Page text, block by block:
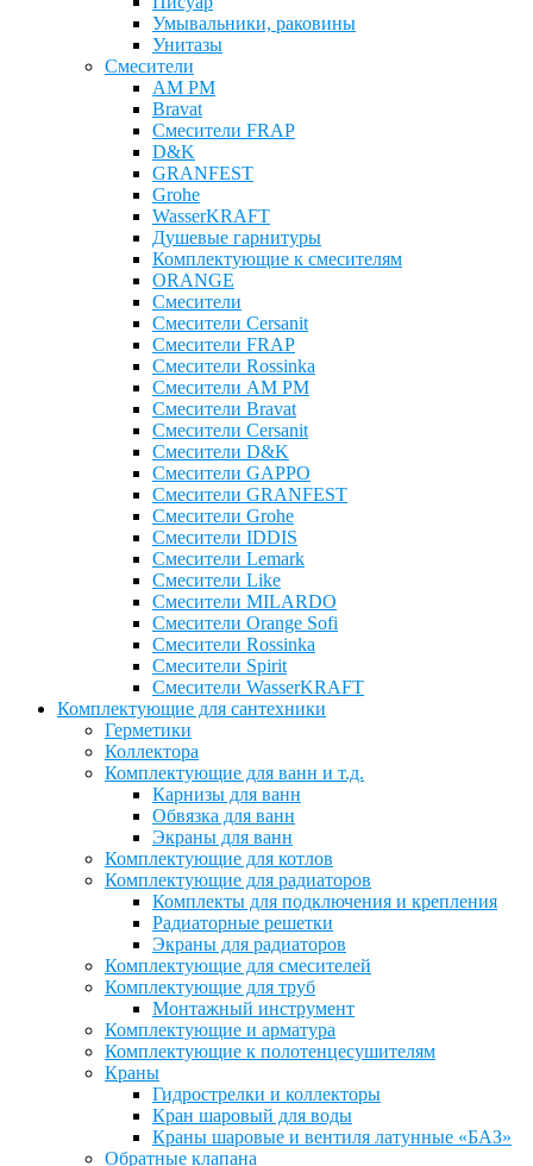
Умывальники, раковины
Унитазы
Смесители
AM PM
Bravat
Cмесители FRAP
D&K
GRANFEST
Grohe
WasserKRAFT
Душевые гарнитуры
Комплектующие к смесителям
ОRANGE
Смесители
Смесители Cersanit
Смесители FRAP
Смесители Rossinka
Смесители AM PM
Смесители Bravat
Смесители Cersanit
Смесители D&K
Смесители GAPPO
Смесители GRANFEST
Смесители Grohe
Смесители IDDIS
Смесители Lemark
Смесители Like
Смесители MILARDO
Смесители Orange Sofi
Смесители Rossinka
Смесители Spirit
Смесители WasserKRAFT
Комплектующие для сантехники
Герметики
Коллектора
Комплектующие для ванн и т.д.
Карнизы для ванн
Обвязка для ванн
Экраны для ванн
Комплектующие для котлов
Комплектующие для радиаторов
Комплекты для подключения и крепления
Радиаторные решетки
Экраны для радиаторов
Комплектующие для смесителей
Комплектующие для труб
Монтажный инструмент
Комплектующие и арматура
Комплектующие к полотенцесушителям
Краны
Гидрострелки и коллекторы
Кран шаровый для воды
Краны шаровые и вентиля латунные «БАЗ»
Обратные клапана